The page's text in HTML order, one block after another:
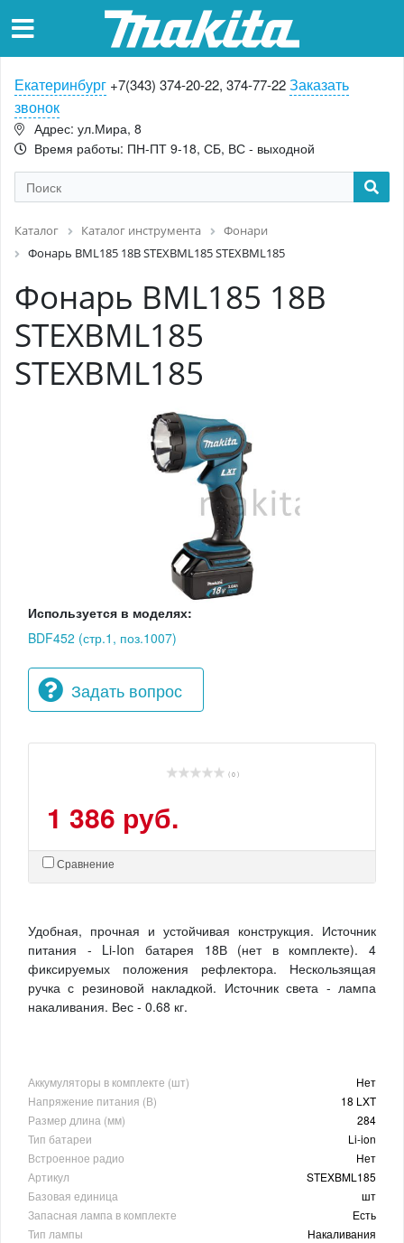
Екатеринбург +7(343) 374-20-22, 374-77-22Заказать
звонок
Адрес: ул.Мира, 8
Время работы: ПН-ПТ 9-18, СБ, ВС - выходной
Каталог Каталог инструмента
Фонари
Фонарь BML185 18В STEXBML185 STEXBML185
Фонарь BML185 18В
STEXBML185
STEXBML185
Используется в моделях:
BDF452 (стр.1, поз.1007)
Задать вопрос
( 0 )
1 386 руб.
Сравнение
Удобная, прочная и устойчивая конструкция. Источник
питания - Li-Ion батарея 18В (нет в комплекте). 4
фиксируемых положения рефлектора. Нескользящая
ручка с резиновой накладкой. Источник света - лампа
накаливания. Вес - 0.68 кг.
Аккумуляторы в комплекте (шт)
Нет
Напряжение питания (В)
18 LXT
Размер длина (мм)
284
Тип батареи
Li-ion
Встроенное радио
Нет
Артикул
STEXBML185
Базовая единица
шт
Запасная лампа в комплекте
Есть
Тип лампы
Накаливания